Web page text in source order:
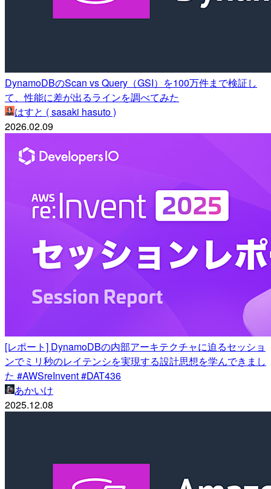
DynamoDBのScan vs Query（GSI）を100万件まで検証し
て、性能に差が出るラインを調べてみた
はすと ( sasaki hasuto )
2026.02.09
[レポート] DynamoDBの内部アーキテクチャに迫るセッショ
ンでミリ秒のレイテンシを実現する設計思想を学んできまし
た #AWSreInvent #DAT436
あかいけ
2025.12.08